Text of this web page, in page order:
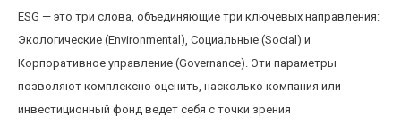
ESG — это три слова, объединяющие три ключевых направления:
Экологические (Environmental), Социальные (Social) и
Корпоративное управление (Governance). Эти параметры
позволяют комплексно оценить, насколько компания или
инвестиционный фонд ведет себя с точки зрения